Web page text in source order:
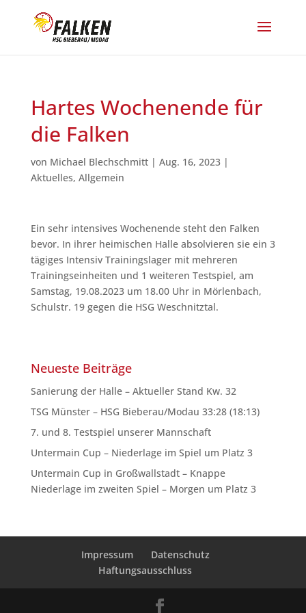
Hartes Wochenende für
die Falken
von Michael Blechschmitt| Aug. 16, 2023|
Aktuelles, Allgemein
Ein sehr intensives Wochenende steht den Falken
bevor. In ihrer heimischen Halle absolvieren sie ein 3
tägiges Intensiv Trainingslager mit mehreren
Trainingseinheiten und 1 weiteren Testspiel, am
Samstag, 19.08.2023 um 18.00 Uhr in Mörlenbach,
Schulstr. 19 gegen die HSG Weschnitztal.
Neueste Beiträge
Sanierung der Halle – Aktueller Stand Kw. 32
TSG Münster – HSG Bieberau/Modau 33:28 (18:13)
7. und 8. Testspiel unserer Mannschaft
Untermain Cup – Niederlage im Spiel um Platz 3
Untermain Cup in Großwallstadt – Knappe
Niederlage im zweiten Spiel – Morgen um Platz 3
Impressum
Datenschutz
Haftungsausschluss